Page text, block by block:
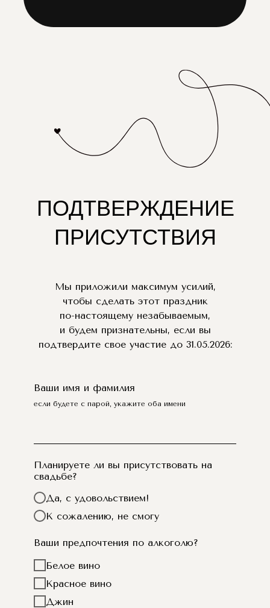
ПОДТВЕРЖДЕНИЕ
ПРИСУТСТВИЯ
Мы приложили максимум усилий,
чтобы сделать этот праздник
по-настоящему незабываемым,
и будем признательны, если вы
подтвердите свое участие до 31.05.2026:
Ваши имя и фамилия
если будете с парой, укажите оба имени
Планируете ли вы присутствовать на
свадьбе?
Да, с удовольствием!
К сожалению, не смогу
Ваши предпочтения по алкоголю?
Белое вино
Красное вино
Джин